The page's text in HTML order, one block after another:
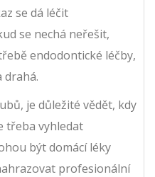
se dá léčit
se nechá neřešit,
endodontické léčby,
drahá.
je důležité vědět, kdy
třeba vyhledat
být domácí léky
profesionální